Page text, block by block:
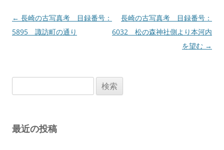
投
稿
ン
← 長崎の古写真考 目録番号：
5895 諏訪町の通り
長崎の古写真考 目録番号：
6032 松の森神社側より本河内
を望む →
索:
最近の投稿